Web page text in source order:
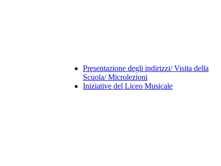
Presentazione degli indirizzi/ Visita della
Scuola/ Microlezioni
Iniziative del Liceo Musicale